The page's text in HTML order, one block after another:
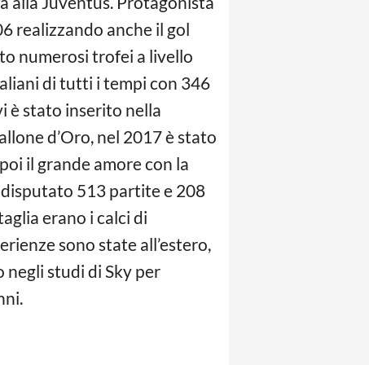
realizzando anche il gol
numerosi trofei a livello
di tutti i tempi con 346
è stato inserito nella
d’Oro, nel 2017 è stato
il grande amore con la
513 partite e 208
erano i calci di
sono state all’estero,
negli studi di Sky per